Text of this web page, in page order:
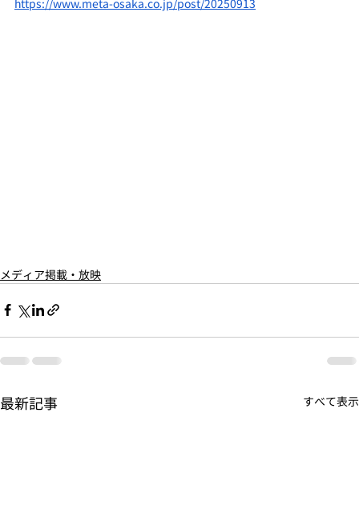
https://www.meta-osaka.co.jp/post/20250913
メディア掲載・放映
最新記事 すべて表示